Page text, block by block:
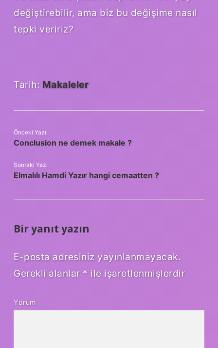
değiştirebilir, ama biz bu değişime nasıl
tepki veririz?
Tarih: Makaleler
Önceki Yazı
Conclusion ne demek makale ?
Sonraki Yazı
Elmalılı Hamdi Yazır hangi cemaatten ?
Bir yanıt yazın
E-posta adresiniz yayınlanmayacak.
Gerekli alanlar * ile işaretlenmişlerdir
Yorum